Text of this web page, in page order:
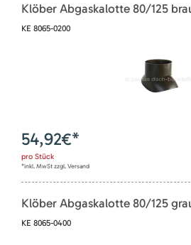
Klöber Abgaskalotte 80/125
KE 8065-0200
54,92€*
pro Stück
*inkl. MwSt zzgl. Versand
Klöber Abgaskalotte 80/125
KE 8065-0400